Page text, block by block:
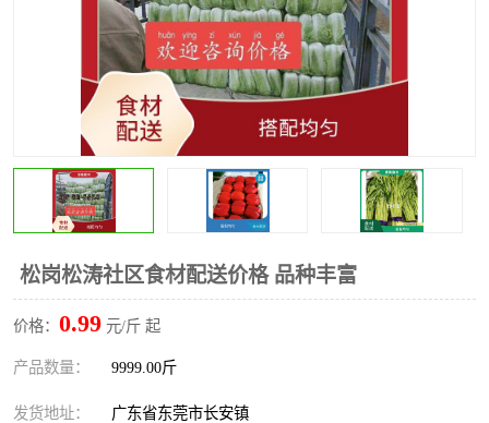
松岗松涛社区食材配送价格 品种丰富
价格： 0.99 元/斤 起
产品数量： 9999.00斤
发货地址： 广东省东莞市长安镇